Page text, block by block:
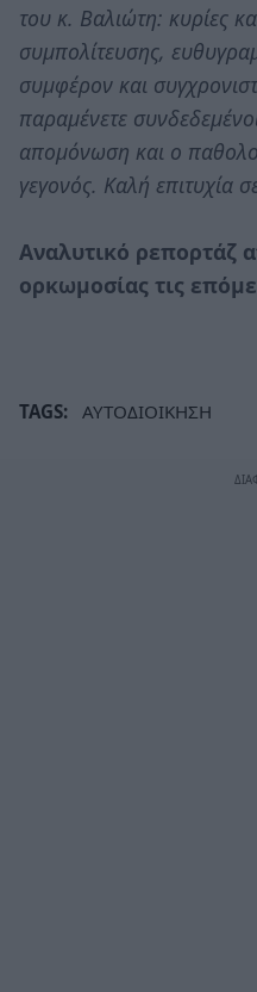
του κ. Βαλιώτη: κυρίες
συμπολίτευσης,
συμφέρον και
παραμένετε
απομόνωση και ο
γεγονός. Καλή επιτυχία
Αναλυτικό ρεπορτάζ
ορκωμοσίας τις
TAGS: ΑΥΤΟΔΙΟΙΚΗΣΗ